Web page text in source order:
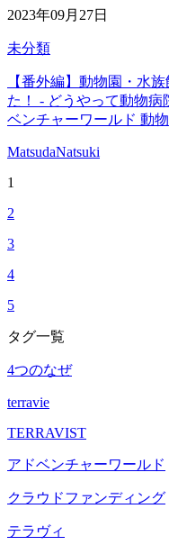
2023年09月27日
未分類
【番外編】動物園・水
た！ - どうやって動物病
ベンチャーワールド 動
MatsudaNatsuki
1
2
3
4
5
タグ一覧
4つのなぜ
terravie
TERRAVIST
アドベンチャーワールド
クラウドファンディング
テラヴィ